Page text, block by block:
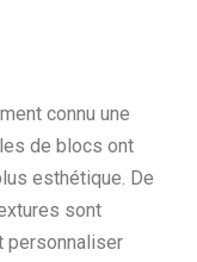
connu une
de blocs ont
esthétique. De
sont
personnaliser